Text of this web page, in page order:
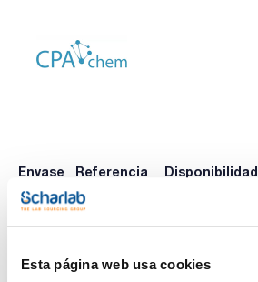
Esta página web usa cookies
Envase Referencia Disponibilidad
x1mL CPAF263461